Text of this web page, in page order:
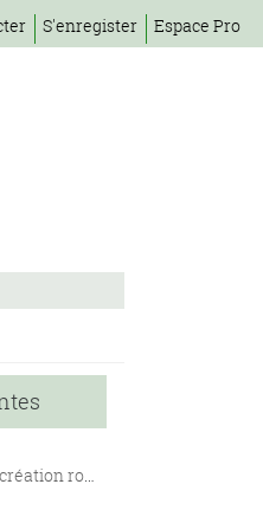
S'enregister Espace Pro
à vendre